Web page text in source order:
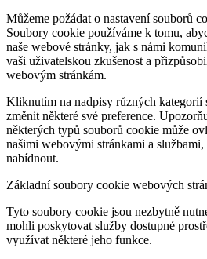
Můžeme požádat o nastavení souborů
Soubory cookie používáme k tomu,
naše webové stránky, jak s námi
vaši uživatelskou zkušenost a
webovým stránkám.
Kliknutím na nadpisy různých kategorií
změnit některé své preference.
některých typů souborů cookie může
našimi webovými stránkami a službami,
nabídnout.
Základní soubory cookie webových
Tyto soubory cookie jsou nezbytně
mohli poskytovat služby dostupné
využívat některé jeho funkce.